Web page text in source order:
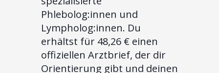
Phlebolog:innen und
Lympholog:innen. Du
erhältst für 48,26 € einen
offiziellen Arztbrief, der dir
Orientierung gibt und deinen